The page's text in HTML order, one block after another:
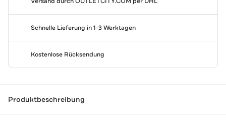
Schnelle Lieferung in 1-3 Werktagen
Kostenlose Rücksendung
Produktbeschreibung